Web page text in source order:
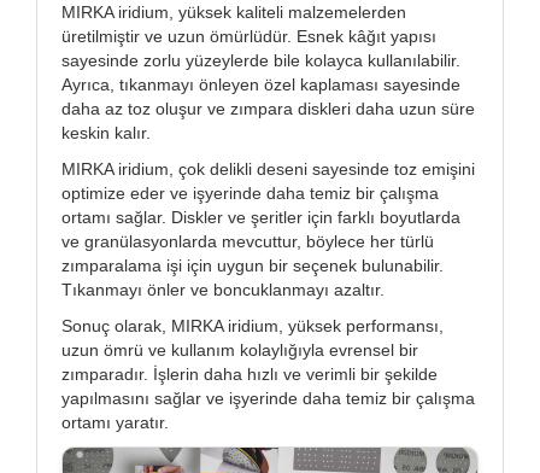
MIRKA iridium, yüksek kaliteli malzemelerden
üretilmiştir ve uzun ömürlüdür. Esnek kâğıt yapısı
sayesinde zorlu yüzeylerde bile kolayca kullanılabilir.
Ayrıca, tıkanmayı önleyen özel kaplaması sayesinde
daha az toz oluşur ve zımpara diskleri daha uzun süre
keskin kalır.
MIRKA iridium, çok delikli deseni sayesinde toz emişini
optimize eder ve işyerinde daha temiz bir çalışma
ortamı sağlar. Diskler ve şeritler için farklı boyutlarda
ve granülasyonlarda mevcuttur, böylece her türlü
zımparalama işi için uygun bir seçenek bulunabilir.
Tıkanmayı önler ve boncuklanmayı azaltır.
Sonuç olarak, MIRKA iridium, yüksek performansı,
uzun ömrü ve kullanım kolaylığıyla evrensel bir
zımparadır. İşlerin daha hızlı ve verimli bir şekilde
yapılmasını sağlar ve işyerinde daha temiz bir çalışma
ortamı yaratır.